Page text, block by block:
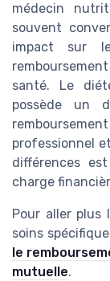
médecin
souvent
impact sur
santé. Le
possède un
professionnel
différences
charge
Pour aller plus
soins
le
mutuelle.